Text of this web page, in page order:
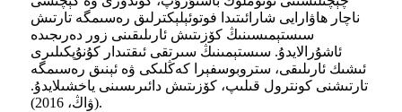
ناچار ھاۋارايى شارائىتىدا فوتوئېلېكترلىق رەسىمگە تارتىش
سىستېمىسىنىڭ كۆزىتىش ئارىلىقىنى زور دەرىجىدە
ئاشۇرالايدۇ. سىستېمىنىڭ سىرتقى ئىقتىدار كۇنۇپكىلىرى
ئىشىك ئارىلىقى، ستروبوسفېرا كەڭلىكى ۋە ئېنىق رەسىمگە
تارتىشنى كونترول قىلىپ، كۆزىتىش دائىرىسىنى ياخشىلايدۇ.
(ۋاڭ، 2016).